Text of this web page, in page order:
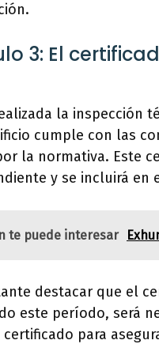
3: El
la inspección
cumple con las
la normativa. Este
y se incluirá en
te puede interesar
destacar que el
este período, será
certificado para